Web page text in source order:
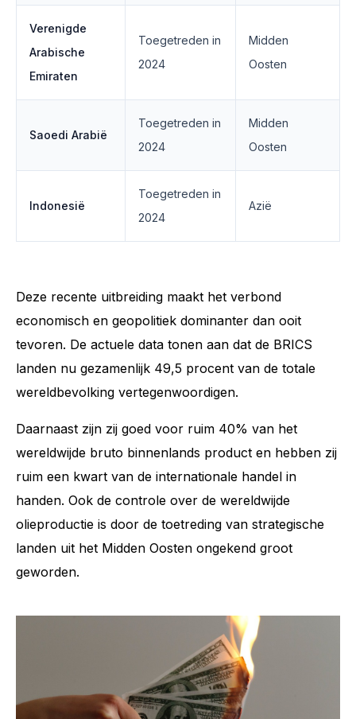
Verenigde
Arabische
Emiraten
Toegetreden in
2024
Midden
Oosten
Saoedi Arabië
Toegetreden in
2024
Midden
Oosten
Indonesië
Toegetreden in
2024
Azië
Deze recente uitbreiding maakt het verbond
economisch en geopolitiek dominanter dan ooit
tevoren. De actuele data tonen aan dat de BRICS
landen nu gezamenlijk 49,5 procent van de totale
wereldbevolking vertegenwoordigen.
Daarnaast zijn zij goed voor ruim 40% van het
wereldwijde bruto binnenlands product en hebben zij
ruim een kwart van de internationale handel in
handen. Ook de controle over de wereldwijde
olieproductie is door de toetreding van strategische
landen uit het Midden Oosten ongekend groot
geworden.